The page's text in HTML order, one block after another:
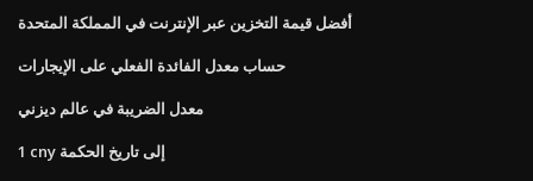
أفضل قيمة التخزين عبر الإنترنت في المملكة المتحدة
حساب معدل الفائدة الفعلي على الإيجارات
معدل الضريبة في عالم ديزني
1 cny إلى تاريخ الحكمة